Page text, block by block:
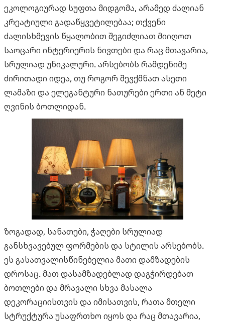
ეკოლოგიურად სუფთა მიდგომა, არამედ ძალიან
კრეატიული გადაწყვეტილებაა; თქვენი
ძალისხმევის წყალობით შეგიძლიათ მიიღოთ
საოცარი ინტერიერის ნივთები და რაც მთავარია,
სრულიად უნიკალური. არსებობს რამდენიმე
ძირითადი იდეა, თუ როგორ შევქმნათ ასეთი
ლამაზი და ელეგანტური ნათურები ერთი ან მეტი
ღვინის ბოთლიდან.
ზოგადად, სანათები, ჭაღები სრულიად
განსხვავებულ ფორმების და სტილის არსებობს.
ეს გასათვალისწინებელია მათი დამზადების
დროსაც. მათ დასამზადებლად დაგჭირდებათ
ბოთლები და მრავალი სხვა მასალა
დეკორაციისთვის და იმისათვის, რათა მთელი
სტრუქტურა უსაფრთხო იყოს და რაც მთავარია,